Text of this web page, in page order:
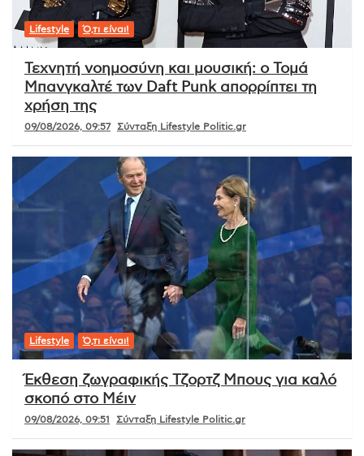
Lifestyle Ό,τι είναι!
Τεχνητή νοημοσύνη και μουσική: ο Τομά
Μπανγκαλτέ των Daft Punk απορρίπτει τη
χρήση της
09/08/2026, 09:57 Σύνταξη Lifestyle Politic.gr
Lifestyle Ό,τι είναι!
Έκθεση ζωγραφικής Τζορτζ Μπους για καλό
σκοπό στο Μέιν
09/08/2026, 09:51 Σύνταξη Lifestyle Politic.gr